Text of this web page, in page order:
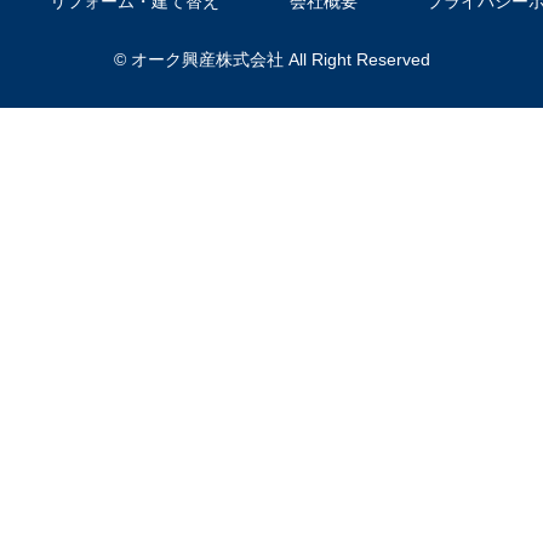
© オーク興産株式会社 All Right Reserved